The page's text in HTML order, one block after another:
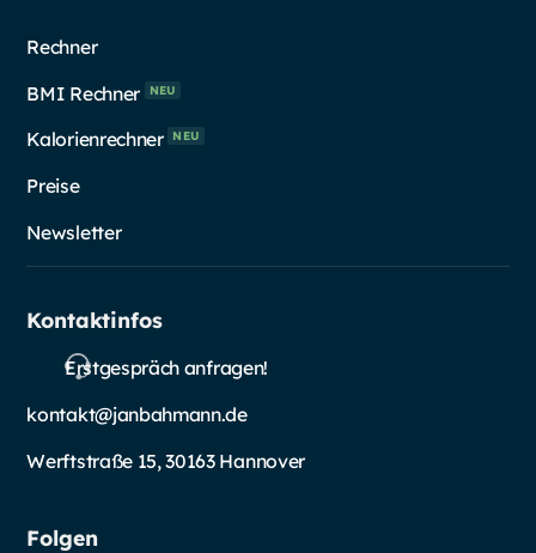
Rechner
BMI Rechner
NEU
Kalorienrechner NEU
Preise
Newsletter
Kontaktinfos
Erstgespräch anfragen!
kontakt@janbahmann.de
Werftstraße 15, 30163 Hannover
Folgen